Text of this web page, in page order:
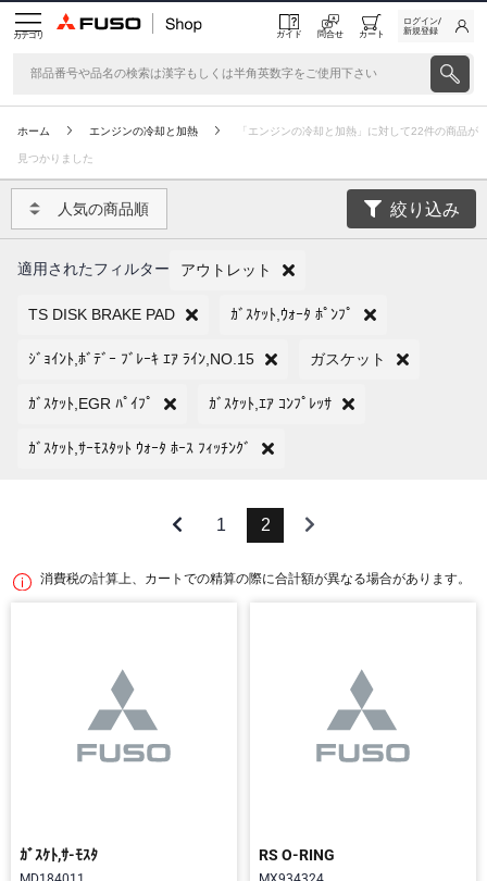
カテゴリ ガイド 問合せ カート
ログイン/
新規登録
ホーム エンジンの冷却と加熱 「エンジンの冷却と加熱」に対して22件の商品が
見つかりました
人気の商品順 絞り込み
適用されたフィルター アウトレット
TS DISK BRAKE PAD ｶﾞｽｹｯﾄ,ｳｫｰﾀ ﾎﾟﾝﾌﾟ
ｼﾞｮｲﾝﾄ,ﾎﾞﾃﾞｰ ﾌﾞﾚｰｷ ｴｱ ﾗｲﾝ,NO.15 ガスケット
ｶﾞｽｹｯﾄ,EGR ﾊﾟｲﾌﾟ ｶﾞｽｹｯﾄ,ｴｱ ｺﾝﾌﾟﾚｯｻ
ｶﾞｽｹｯﾄ,ｻｰﾓｽﾀｯﾄ ｳｫｰﾀ ﾎｰｽ ﾌｨｯﾁﾝｸﾞ
1 2
消費税の計算上、カートでの精算の際に合計額が異なる場合があります。
ｶﾞｽｹﾄ,ｻ-ﾓｽﾀ RS O-RING